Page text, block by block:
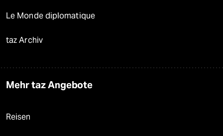
Le Monde diplomatique
taz Archiv
Mehr taz Angebote
Reisen